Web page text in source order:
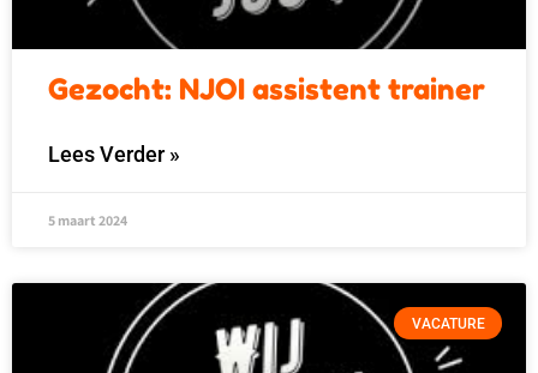
Gezocht: NJOI assistent trainer
Lees Verder »
5 maart 2024
VACATURE